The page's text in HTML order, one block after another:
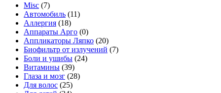
Misc (7)
Автомобиль (11)
Аллергия (18)
Аппараты Арго (0)
Аппликаторы Ляпко (20)
Биофильтр от излучений (7)
Боли и ушибы (24)
Витамины (39)
Глаза и мозг (28)
Для волос (25)